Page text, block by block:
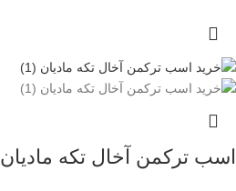
اسب ترکمن آخال تکه مادیان